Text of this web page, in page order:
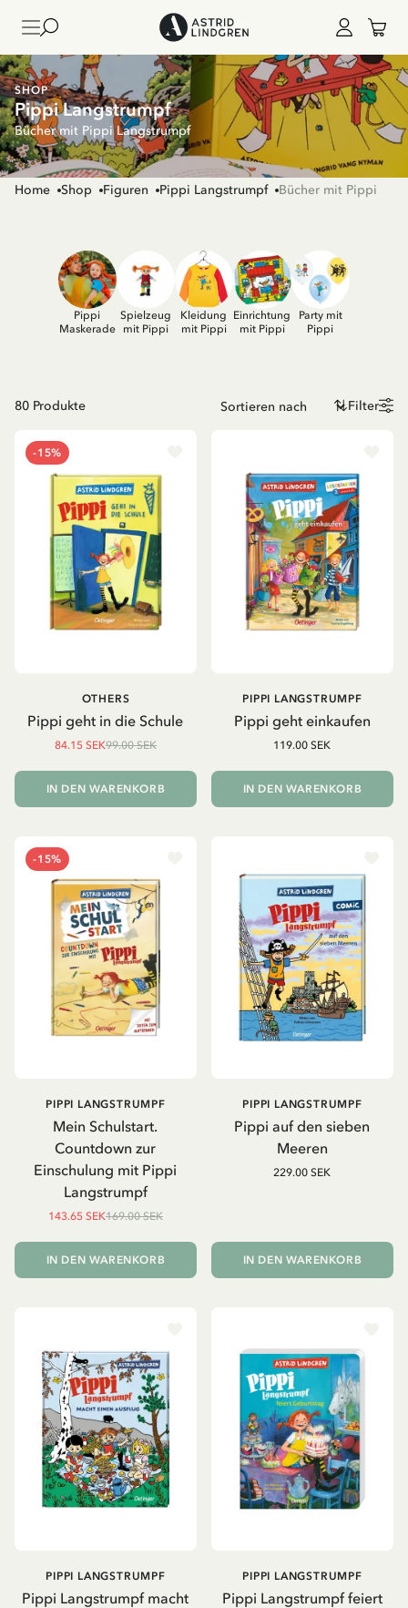
SHOP
Pippi Langstrumpf
Bücher mit Pippi Langstrumpf
Home Shop Figuren Pippi Langstrumpf Bücher mit Pippi
Pippi
Maskerade
Spielzeug
mit Pippi
Kleidung
mit Pippi
Einrichtung
mit Pippi
Party mit
Pippi
80 Produkte Filter
-15%
Pippi geht in die Schule
OTHERS
84.15 SEK99.00 SEK
IN DEN WARENKORB
Pippi geht einkaufen
PIPPI LANGSTRUMPF
119.00 SEK
IN DEN WARENKORB
-15%
Mein Schulstart.
Countdown zur
Einschulung mit Pippi
Langstrumpf
PIPPI LANGSTRUMPF
143.65 SEK169.00 SEK
IN DEN WARENKORB
Pippi auf den sieben
Meeren
PIPPI LANGSTRUMPF
229.00 SEK
IN DEN WARENKORB
Pippi Langstrumpf macht
PIPPI LANGSTRUMPF
Pippi Langstrumpf feiert
PIPPI LANGSTRUMPF